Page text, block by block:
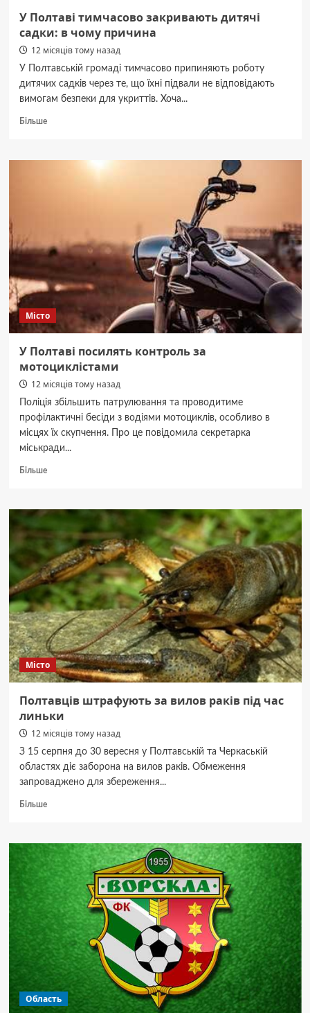
У Полтаві тимчасово закривають дитячі
садки: в чому причина
12 місяців тому назад
У Полтавській громаді тимчасово припиняють роботу
дитячих садків через те, що їхні підвали не відповідають
вимогам безпеки для укриттів. Хоча...
БільшеДокладніше
Полтаві
тимчасово
причина
Місто
У Полтаві посилять контроль за
мотоциклістами
12 місяців тому назад
Поліція збільшить патрулювання та проводитиме
профілактичні бесіди з водіями мотоциклів, особливо в
місцях їх скупчення. Про це повідомила секретарка
міськради...
БільшеДокладніше
Полтаві
контроль
за
мотоциклістами
Місто
Полтавців штрафують за вилов раків під час
линьки
12 місяців тому назад
З 15 серпня до 30 вересня у Полтавській та Черкаській
областях діє заборона на вилов раків. Обмеження
запроваджено для збереження...
БільшеДокладніше
штрафують
за
вилов
раків
під
час
линьки
Область